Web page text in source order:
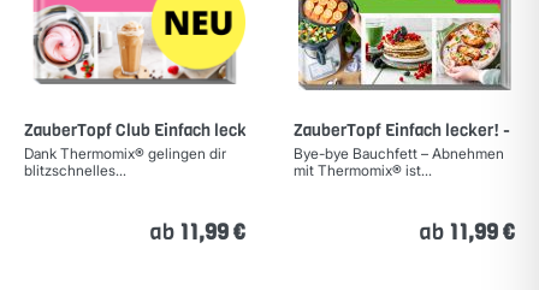
ZauberTopf Club Einfach lecker! - EISCREME
Dank Thermomix® gelingen dir
blitzschnelles...
ab 11,99 €
ZauberTopf Einfach lecker! -
Bye-bye Bauchfett – Abnehmen
mit Thermomix® ist...
ab 11,99 €